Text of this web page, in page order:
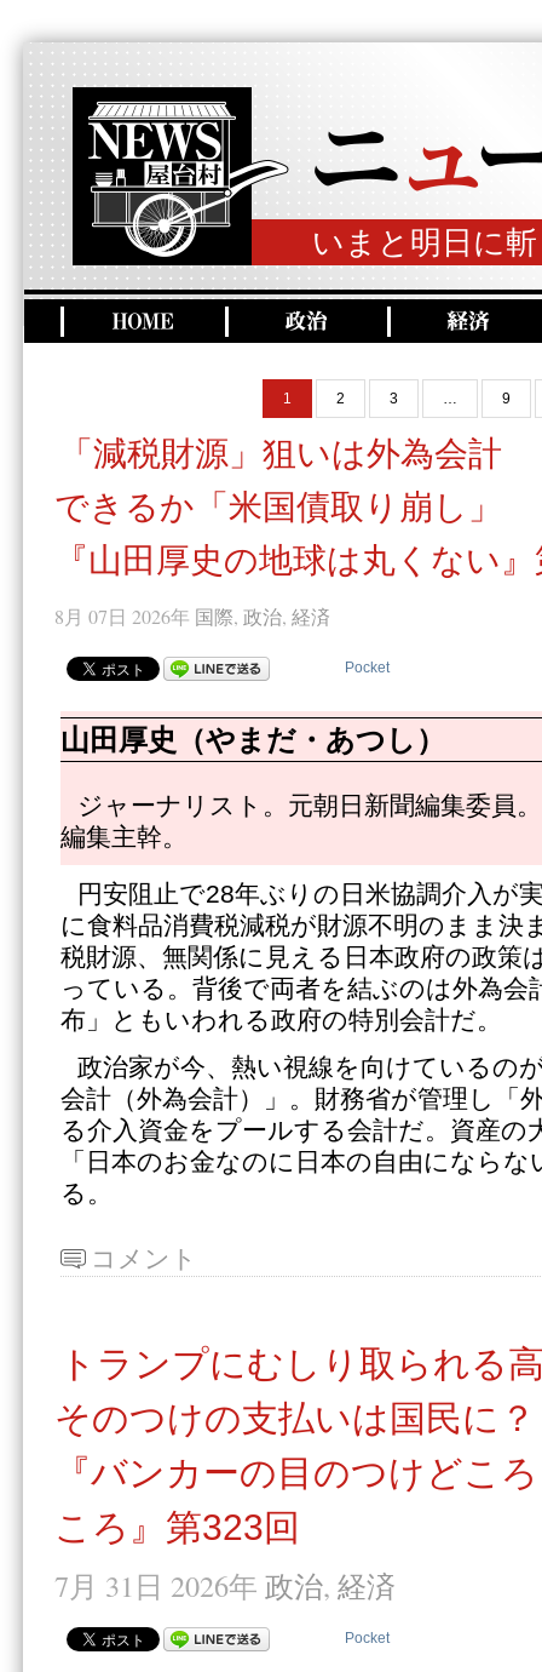
いまと明日に
1 2 3 … 9
「減税財源」狙いは外為会計
できるか「米国債取り崩し」
『山田厚史の地球は丸くない
8月 07日 2026年 国際, 政治, 経済
Pocket
山田厚史（やまだ・あつし）
ジャーナリスト。元朝日新聞編集委員
編集主幹。
円安阻止で28年ぶりの日米協調介入が
に食料品消費税減税が財源不明のまま決
税財源、無関係に見える日本政府の政策
っている。背後で両者を結ぶのは外為会
布」ともいわれる政府の特別会計だ。
政治家が今、熱い視線を向けているの
会計（外為会計）」。財務省が管理し「
る介入資金をプールする会計だ。資産の
「日本のお金なのに日本の自由になら
る。
コメント
トランプにむしり取られる
そのつけの支払いは国民に？
『バンカーの目のつけどこ
ころ』第323回
7月 31日 2026年 政治, 経済
Pocket